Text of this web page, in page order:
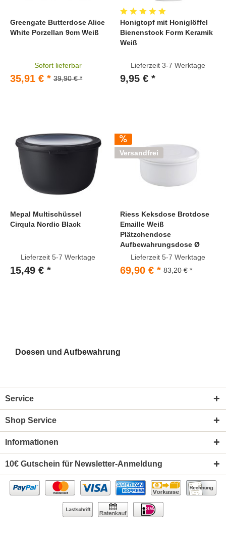
Doesen und Aufbewahrung
Greengate Butterdose Alice
White Porzellan 9cm Weiß
Sofort lieferbar
39,90 € *
35,91 € *
Honigtopf mit Honiglöffel
Bienenstock Form Keramik
Weiß
Lieferzeit 3-7 Werktage
9,95 € *
Mepal Multischüssel
Cirqula Nordic Black
Lieferzeit 5-7 Werktage
15,49 € *
Versandfrei
Riess Keksdose Brotdose
Emaille Weiß
Plätzchendose
Aufbewahrungsdose Ø
24cmLieferzeit 5-7 Werktage
83,20 € *
69,90 € *
Service
Shop Service
Informationen
10€ Gutschein für Newsletter-Anmeldung